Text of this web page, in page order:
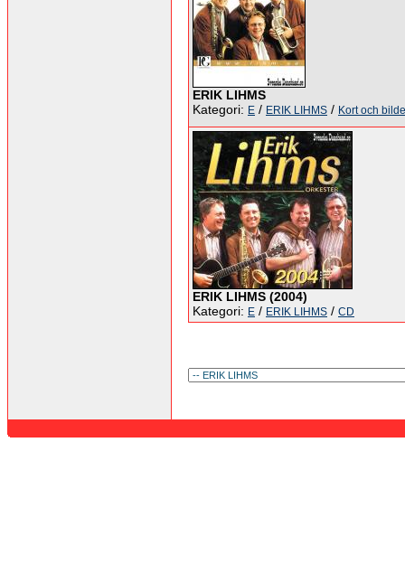
ERIK LIHMS
Kategori: E / ERIK LIHMS / Kort och
ERIK LIHMS (2004)
Kategori: E / ERIK LIHMS / CD